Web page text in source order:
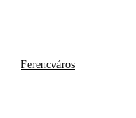
Ferencváros